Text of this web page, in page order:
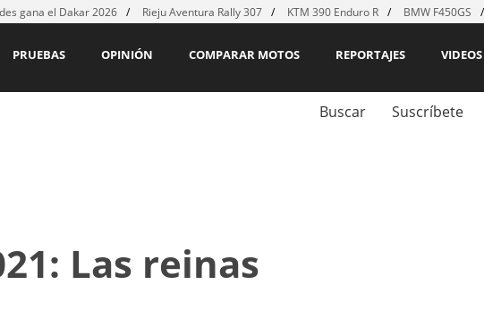
gana el Dakar 2026 Rieju Aventura Rally 307 KTM 390 Enduro R BMW F450GS
VIDEOS
REPORTAJES
COMPARAR MOTOS
OPINIÓN
PRUEBAS
Buscar Suscríbete
Las reinas